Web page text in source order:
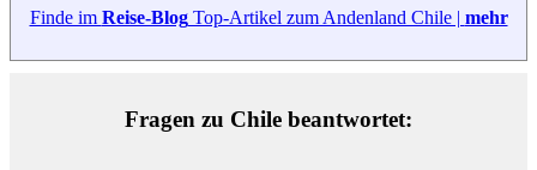
Finde im Reise-BlogTop-Artikel zum Andenland Chile | mehr
Fragen zu Chile beantwortet: